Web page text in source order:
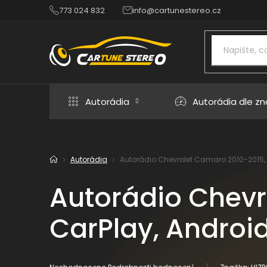
773 024 832 info@cartunestereo.cz
Autorádia Autorádia dle
DomůAutorádia Autorádio Chevrolet Camaro 2010-2015,
Autorádio
CarPlay,